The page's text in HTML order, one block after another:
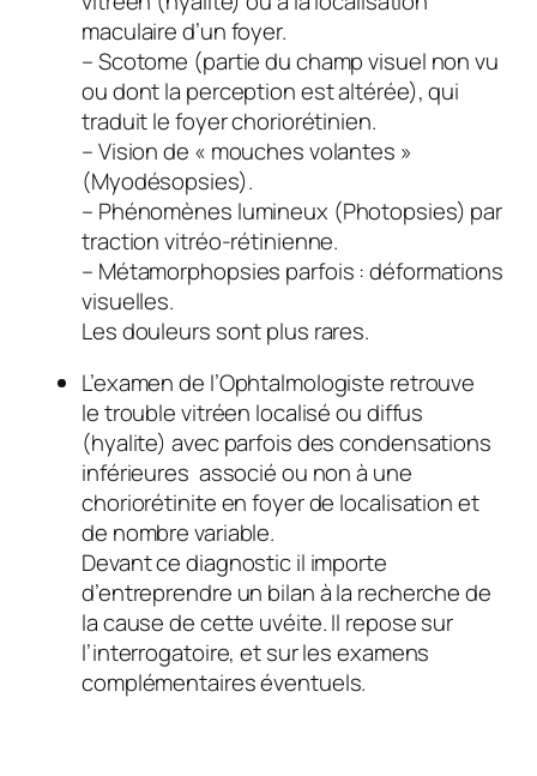
maculaire d’un foyer.
– Scotome (partie du champ visuel non vu
ou dont la perception est altérée), qui
traduit le foyer choriorétinien.
– Vision de « mouches volantes »
(Myodésopsies).
– Phénomènes lumineux (Photopsies) par
traction vitréo-rétinienne.
– Métamorphopsies parfois : déformations
visuelles.
Les douleurs sont plus rares.
L’examen de l’Ophtalmologiste retrouve
le trouble vitréen localisé ou diffus
(hyalite) avec parfois des condensations
inférieures associé ou non à une
choriorétinite en foyer de localisation et
de nombre variable.
Devant ce diagnostic il importe
d’entreprendre un bilan à la recherche de
la cause de cette uvéite. Il repose sur
l’interrogatoire, et sur les examens
complémentaires éventuels.